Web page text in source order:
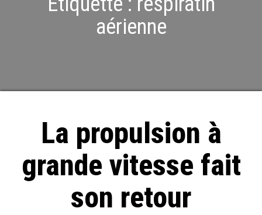
aérienne
La propulsion à
grande vitesse fait
son retour